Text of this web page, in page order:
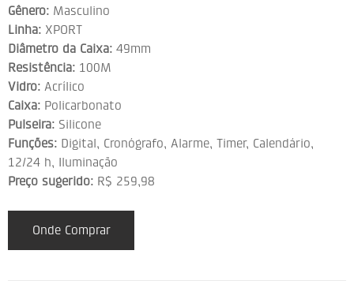
Gênero: Masculino
Linha: XPORT
Diâmetro da Caixa: 49mm
Resistência: 100M
Vidro: Acrílico
Caixa: Policarbonato
Pulseira: Silicone
Funções: Digital, Cronógrafo, Alarme, Timer, Calendário,
12/24 h, Iluminação
Preço sugerido: R$ 259,98
Onde Comprar